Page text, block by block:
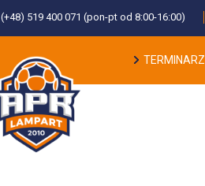
(+48) 519 400 071 (pon-pt od 8:00-16:00)
TERMINARZ